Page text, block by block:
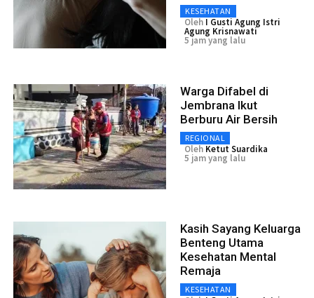
KESEHATAN
Oleh I Gusti Agung Istri
Agung Krisnawati
5 jam yang lalu
Warga Difabel di
Jembrana Ikut
Berburu Air Bersih
REGIONAL
Oleh Ketut Suardika
5 jam yang lalu
Kasih Sayang Keluarga
Benteng Utama
Kesehatan Mental
Remaja
KESEHATAN